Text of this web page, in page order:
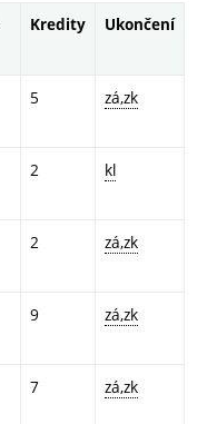
Kredity Ukončení
5 zá,zk
2 kl
2 zá,zk
9 zá,zk
7 zá,zk